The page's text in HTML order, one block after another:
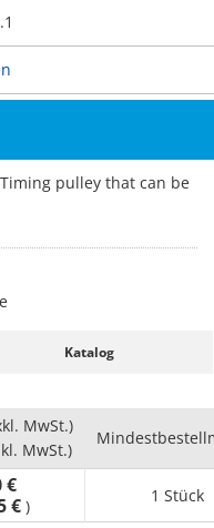
pulley that can be
Katalog
MwSt.)
MwSt.)
€
€ )
1 Stück